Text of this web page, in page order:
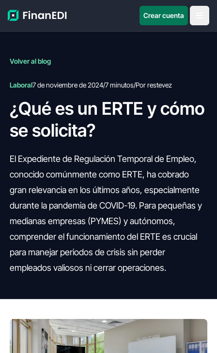
Crear cuenta
Volver al blog
Laboral7 de noviembre de 2024/7 minutos/Por restevez
¿Qué es un ERTE y cómo
se solicita?
El Expediente de Regulación Temporal de Empleo,
conocido comúnmente como ERTE, ha cobrado
gran relevancia en los últimos años, especialmente
durante la pandemia de COVID-19. Para pequeñas y
medianas empresas (PYMES) y autónomos,
comprender el funcionamiento del ERTE es crucial
para manejar periodos de crisis sin perder
empleados valiosos ni cerrar operaciones.